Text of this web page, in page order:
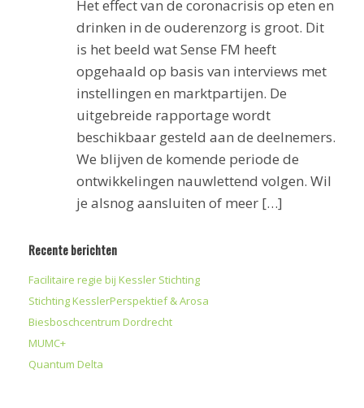
Het effect van de coronacrisis op eten en
drinken in de ouderenzorg is groot. Dit
is het beeld wat Sense FM heeft
opgehaald op basis van interviews met
instellingen en marktpartijen. De
uitgebreide rapportage wordt
beschikbaar gesteld aan de deelnemers.
We blijven de komende periode de
ontwikkelingen nauwlettend volgen. Wil
je alsnog aansluiten of meer […]
Recente berichten
Facilitaire regie bij Kessler Stichting
Stichting KesslerPerspektief & Arosa
Biesboschcentrum Dordrecht
MUMC+
Quantum Delta